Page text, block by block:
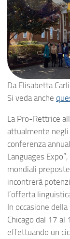
Da Elisabetta
Si veda anche
La Pro-Rettrice
attualmente
conferenza
Languages
mondiali
incontrerà
l’offerta
In occasione
Chicago dal 17 al
effettuando un